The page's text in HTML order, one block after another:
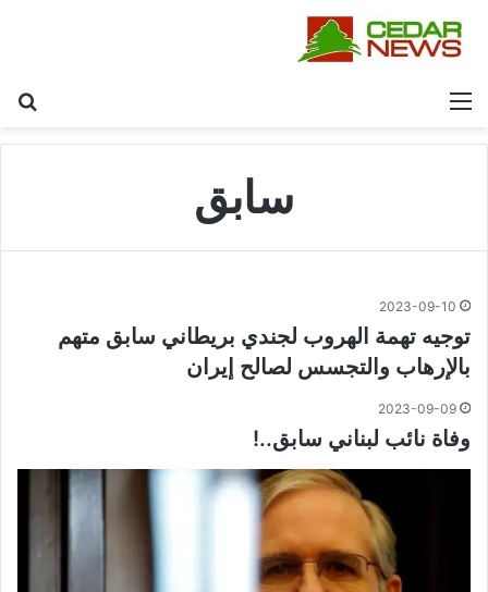
القائمة
سابق
2023-09-10
توجيه تهمة الهروب لجندي بريطاني سابق متهم
بالإرهاب والتجسس لصالح إيران
2023-09-09
وفاة نائب لبناني سابق..!